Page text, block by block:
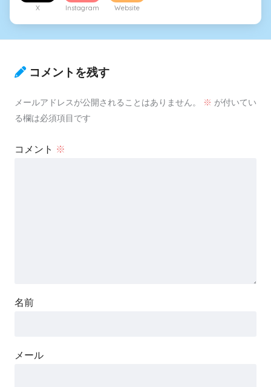
X Instagram Website
コメントを残す
メールアドレスが公開されることはありません。 ※ が付いてい
る欄は必須項目です
コメント ※
名前
メール